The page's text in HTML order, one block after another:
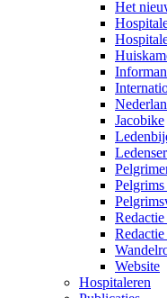
Het
Jacobike
Redactie
Website
Hospitaleren